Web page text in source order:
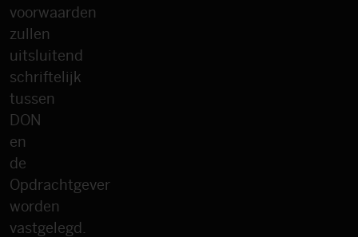
voorwaarden
zullen
uitsluitend
schriftelijk
tussen
DON
en
de
Opdrachtgever
worden
vastgelegd.